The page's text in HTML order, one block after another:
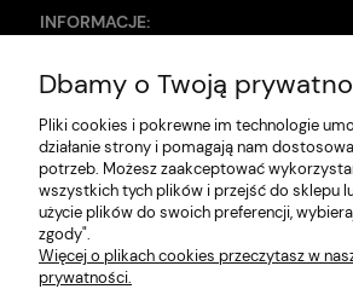
INFORMACJE:
Zwroty i reklamacje
Dane firmy
Jak szukać?
Polityka prywatności
Regulamin
Dbamy o Twoją
Pliki cookies i pokrewne im technologie
działanie strony i pomagają nam
potrzeb. Możesz zaakceptować
wszystkich tych plików i przejść do sklepu
użycie plików do swoich preferencji,
zgody".
Więcej o plikach cookies przeczytasz w
prywatności.